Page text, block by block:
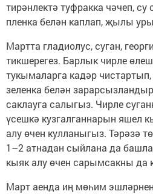
тирәнлектә туфракка чәчеп, су
пленка белән каплап, җылы
Мартта гладиолус, суган,
тикшерегез. Барлык чирле
тукымаларга кадәр
зеленка белән
саклауга салыгыз. Чирле
үсешкә кузгалганнарын яшел
алу өчен кулланыгыз. Тәрәзә
1–2 атнадан сыйлана да
кыяк алу өчен сарымсакны да
Март аенда иң мөһим